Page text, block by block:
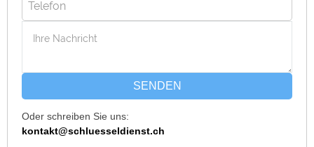
Michael B. aus Bassersdorf
Service rufen. Techniker war schnell da, aber das Ersatzteil
SENDEN
Oder schreiben Sie uns:
kontakt@schluesseldienst.ch